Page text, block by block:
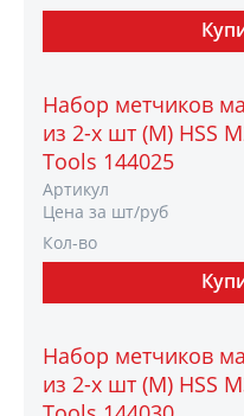
Набор метчиков
из 2-х шт (М) HSS
Tools 144025
Артикул
Цена за шт/руб
Кол-во
Набор метчиков
из 2-х шт (М) HSS